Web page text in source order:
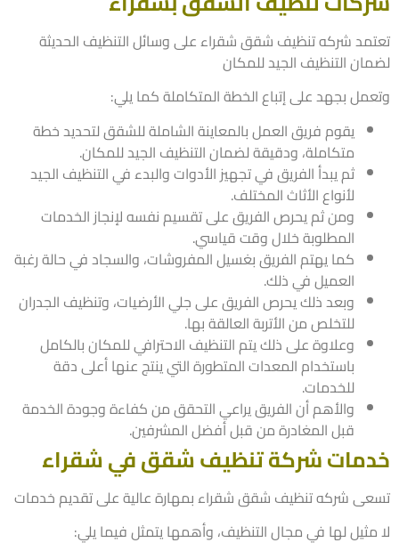
شركه تنظيف شقق شقراء على وسائل التنظيف الحديثة
التنظيف الجيد للمكان
بجهد على إتباع الخطة المتكاملة كما يلي:
يقوم فريق العمل بالمعاينة الشاملة للشقق لتحديد خطة
متكاملة، ودقيقة لضمان التنظيف الجيد للمكان.
ثم يبدأ الفريق في تجهيز الأدوات والبدء في التنظيف الجيد
لأنواع الأثاث المختلف.
ومن ثم يحرص الفريق على تقسيم نفسه لإنجاز الخدمات
المطلوبة خلال وقت قياسي.
كما يهتم الفريق بغسيل المفروشات، والسجاد في حالة رغبة
العميل في ذلك.
وبعد ذلك يحرص الفريق على جلي الأرضيات، وتنظيف الجدران
للتخلص من الأتربة العالقة بها.
وعلاوة على ذلك يتم التنظيف الاحترافي للمكان بالكامل
باستخدام المعدات المتطورة التي ينتج عنها أعلى دقة
للخدمات.
والأهم أن الفريق يراعي التحقق من كفاءة وجودة الخدمة
قبل المغادرة من قبل أفضل المشرفين.
شركة تنظيف شقق في شقراء
شركه تنظيف شقق شقراء بمهارة عالية على تقديم خدمات
لها في مجال التنظيف، وأهمها يتمثل فيما يلي: